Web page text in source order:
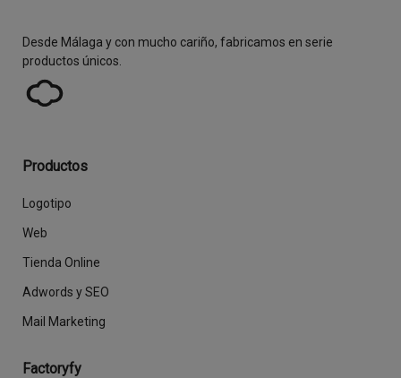
Desde Málaga y con mucho cariño, fabricamos en serie
productos únicos.
Productos
Logotipo
Web
Tienda Online
Adwords y SEO
Mail Marketing
Factoryfy